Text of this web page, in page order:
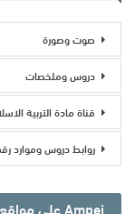
صوت وصورة
دروس وملخصات
قناة مادة التربية
روابط دروس وموارد
Ampei على مواقع التواصل الاجتماعي